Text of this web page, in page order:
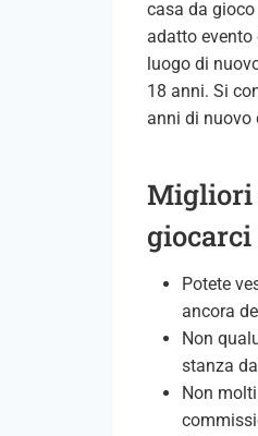
casa da
adatto evento
luogo di
18 anni. Si
anni di nuovo
Migliori
Potete
ancora
Non
stanza
Non